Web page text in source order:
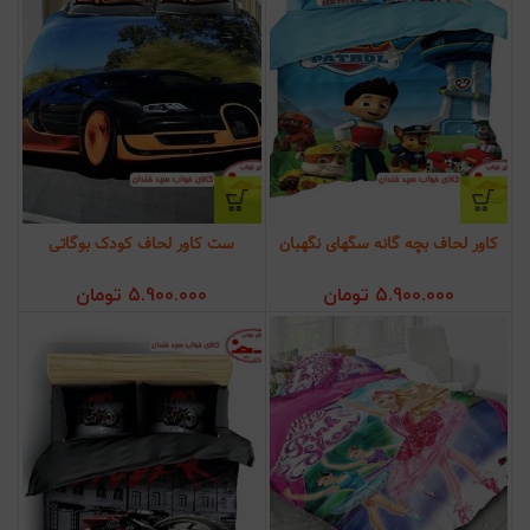
کاور لحاف بچه گانه سگهای نگهبان
5.900.000 تومان
ست کاور لحاف کودک بوگاتی
5.900.000 تومان